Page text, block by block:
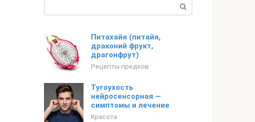
Питахайя (питайя,
драконий фрукт,
драгонфрут)
Рецепты предков
Тугоухость
нейросенсорная —
симптомы и лечение
Красота